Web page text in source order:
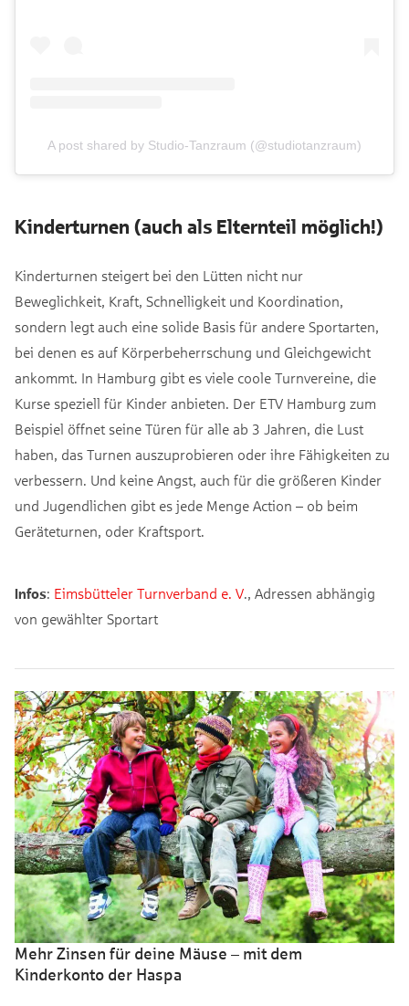
A post shared by Studio-Tanzraum (@studiotanzraum)
Kinderturnen (auch als Elternteil möglich!)
Kinderturnen steigert bei den Lütten nicht nur
Beweglichkeit, Kraft, Schnelligkeit und Koordination,
sondern legt auch eine solide Basis für andere Sportarten,
bei denen es auf Körperbeherrschung und Gleichgewicht
ankommt. In Hamburg gibt es viele coole Turnvereine, die
Kurse speziell für Kinder anbieten. Der ETV Hamburg zum
Beispiel öffnet seine Türen für alle ab 3 Jahren, die Lust
haben, das Turnen auszuprobieren oder ihre Fähigkeiten zu
verbessern. Und keine Angst, auch für die größeren Kinder
und Jugendlichen gibt es jede Menge Action – ob beim
Geräteturnen, oder Kraftsport.
Infos: Eimsbütteler Turnverband e. V ., Adressen abhängig
von gewählter Sportart
Mehr Zinsen für deine Mäuse – mit dem
Kinderkonto der Haspa